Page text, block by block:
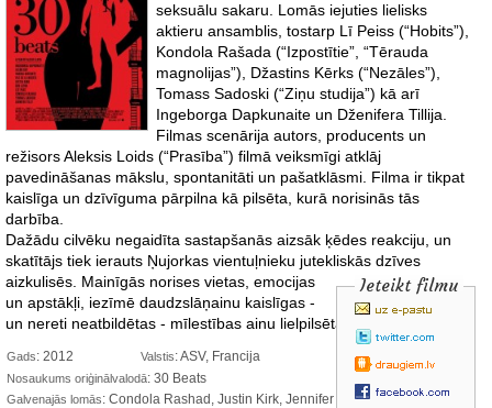
seksuālu sakaru. Lomās iejuties lielisks
aktieru ansamblis, tostarp Lī Peiss (“Hobits”),
Kondola Rašada (“Izpostītie”, “Tērauda
magnolijas”), Džastins Kērks (“Nezāles”),
Tomass Sadoski (“Ziņu studija”) kā arī
Ingeborga Dapkunaite un Dženifera Tillija.
Filmas scenārija autors, producents un
režisors Aleksis Loids (“Prasība”) filmā veiksmīgi atklāj
pavedināšanas mākslu, spontanitāti un pašatklāsmi. Filma ir tikpat
kaislīga un dzīvīguma pārpilna kā pilsēta, kurā norisinās tās
darbība.
Dažādu cilvēku negaidīta sastapšanās aizsāk ķēdes reakciju, un
skatītājs tiek ierauts Ņujorkas vientuļnieku jutekliskās dzīves
aizkulisēs. Mainīgās norises vietas, emocijas
un apstākļi, iezīmē daudzslāņainu kaislīgas -
un nereti neatbildētas - mīlestības ainu lielpilsētā.
Ieteikt filmu
Gads: 2012 Valstis: ASV, Francija
Nosaukums oriģinālvalodā: 30 Beats
Galvenajās lomās: Condola Rashad, Justin Kirk, Jennifer